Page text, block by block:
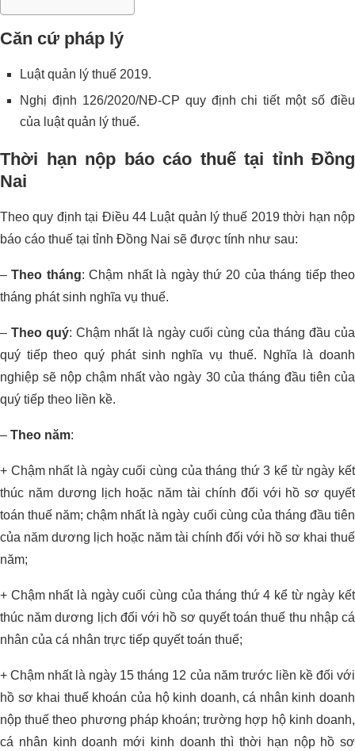
Căn cứ pháp lý
Luật quản lý thuế 2019.
Nghị định 126/2020/NĐ-CP quy định chi tiết một số điều
của luật quản lý thuế.
Thời hạn nộp báo cáo thuế tại tỉnh Đồng
Nai
Theo quy định tại Điều 44 Luật quản lý thuế 2019 thời hạn nộp
báo cáo thuế tại tỉnh Đồng Nai sẽ được tính như sau:
–Theo tháng: Chậm nhất là ngày thứ 20 của tháng tiếp theo
tháng phát sinh nghĩa vụ thuế.
–Theo quý: Chậm nhất là ngày cuối cùng của tháng đầu của
quý tiếp theo quý phát sinh nghĩa vụ thuế. Nghĩa là doanh
nghiệp sẽ nộp chậm nhất vào ngày 30 của tháng đầu tiên của
quý tiếp theo liền kề.
– Theo năm:
+ Chậm nhất là ngày cuối cùng của tháng thứ 3 kể từ ngày kết
thúc năm dương lịch hoặc năm tài chính đối với hồ sơ quyết
toán thuế năm; chậm nhất là ngày cuối cùng của tháng đầu tiên
của năm dương lịch hoặc năm tài chính đối với hồ sơ khai thuế
năm;
+ Chậm nhất là ngày cuối cùng của tháng thứ 4 kể từ ngày kết
thúc năm dương lịch đối với hồ sơ quyết toán thuế thu nhập cá
nhân của cá nhân trực tiếp quyết toán thuế;
+ Chậm nhất là ngày 15 tháng 12 của năm trước liền kề đối với
hồ sơ khai thuế khoán của hộ kinh doanh, cá nhân kinh doanh
nộp thuế theo phương pháp khoán; trường hợp hộ kinh doanh,
cá nhân kinh doanh mới kinh doanh thì thời hạn nộp hồ sơ